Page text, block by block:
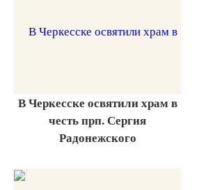
В Черкесске освятили храм в
честь прп. Сергия
Радонежского